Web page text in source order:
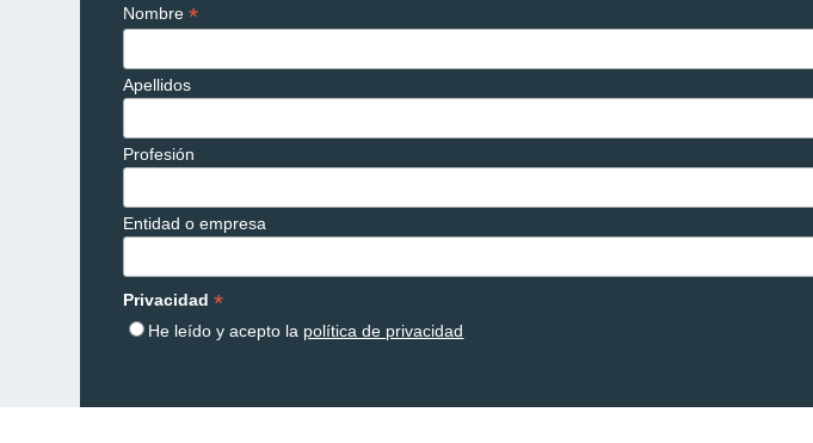
Nombre*
Apellidos
Profesión
Entidad o empresa
Privacidad*
He leído y acepto la política de privacidad